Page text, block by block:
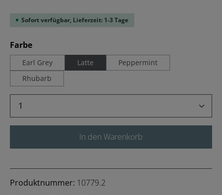
Sofort verfügbar, Lieferzeit: 1-3 Tage
Farbeauswählen
Earl Grey Latte
Peppermint
Rhubarb
Produkt Anzahl: Gib den gewünschten
In den Warenkorb
Produktnummer: 10779.2